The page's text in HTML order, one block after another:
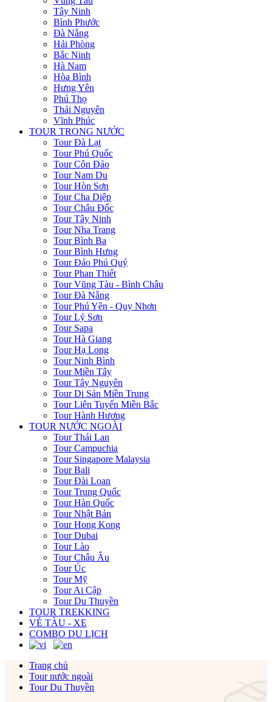
Tây Ninh
Bình Phước
Đà Nẵng
Hải Phòng
Bắc Ninh
Hà Nam
Hòa Bình
Hưng Yên
Phú Thọ
Thái Nguyên
Vĩnh Phúc
TOUR TRONG NƯỚC
Tour Đà Lạt
Tour Phú Quốc
Tour Côn Đảo
Tour Nam Du
Tour Hòn Sơn
Tour Cha Diệp
Tour Châu Đốc
Tour Tây Ninh
Tour Nha Trang
Tour Bình Ba
Tour Bình Hưng
Tour Đảo Phú Quý
Tour Phan Thiết
Tour Vũng Tàu - Bình Châu
Tour Đà Nẵng
Tour Phú Yên - Quy Nhơn
Tour Lý Sơn
Tour Sapa
Tour Hà Giang
Tour Hạ Long
Tour Ninh Bình
Tour Miền Tây
Tour Tây Nguyên
Tour Di Sản Miền Trung
Tour Liên Tuyến Miền Bắc
Tour Hành Hương
TOUR NƯỚC NGOÀI
Tour Thái Lan
Tour Campuchia
Tour Singapore Malaysia
Tour Bali
Tour Đài Loan
Tour Trung Quốc
Tour Hàn Quốc
Tour Nhật Bản
Tour Hong Kong
Tour Dubai
Tour Lào
Tour Châu Âu
Tour Úc
Tour Mỹ
Tour Ai Cập
Tour Du Thuyền
TOUR TREKKING
VÉ TÀU - XE
COMBO DU LỊCH
Trang chủ
Tour nước ngoài
Tour Du Thuyền